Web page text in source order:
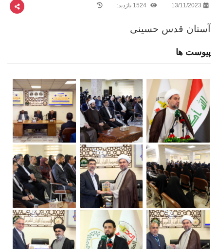
13/11/2023
آستان قدس حسینی
پیوست ها